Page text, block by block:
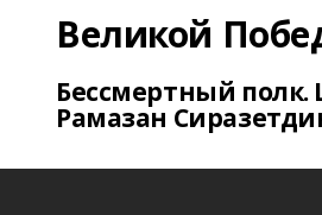
Великой
Бессмертный
Рамазан